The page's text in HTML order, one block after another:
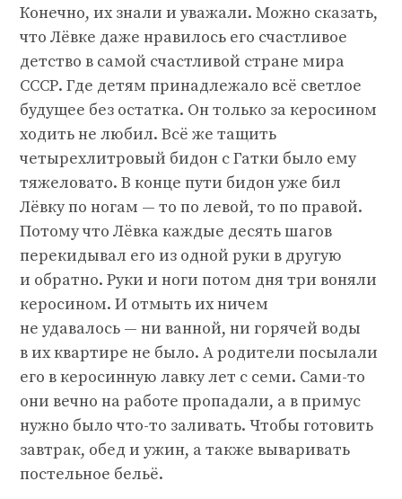
Конечно, их знали и уважали. Можно сказать,
что Лёвке даже нравилось его счастливое
детство в самой счастливой стране мира
СССР. Где детям принадлежало всё светлое
будущее без остатка. Он только за керосином
ходить не любил. Всё же тащить
четырехлитровый бидон с Гатки было ему
тяжеловато. В конце пути бидон уже бил
Лёвку по ногам — то по левой, то по правой.
Потому что Лёвка каждые десять шагов
перекидывал его из одной руки в другую
и обратно. Руки и ноги потом дня три воняли
керосином. И отмыть их ничем
не удавалось — ни ванной, ни горячей воды
в их квартире не было. А родители посылали
его в керосинную лавку лет с семи. Сами-то
они вечно на работе пропадали, а в примус
нужно было что-то заливать. Чтобы готовить
завтрак, обед и ужин, а также вываривать
постельное бельё.